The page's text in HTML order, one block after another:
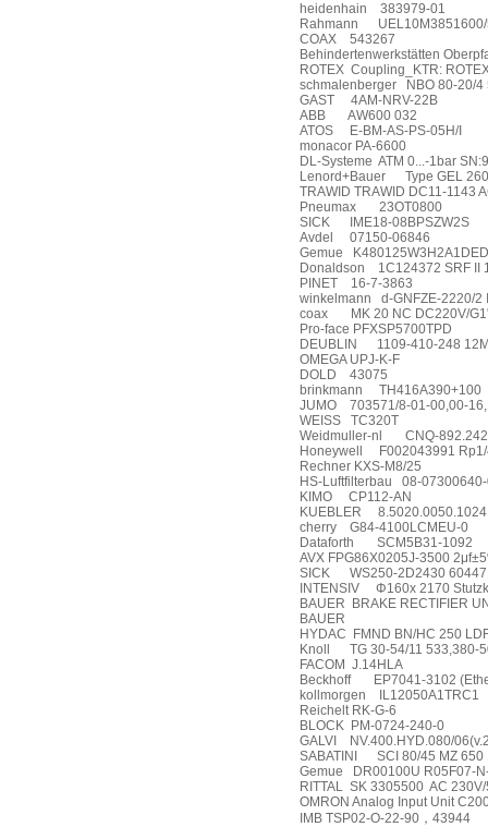
heidenhain
383979-01
Rahmann
COAX
543267
Behindertenwerkstätten
ROTEX Coupling_KTR:
schmalenberger
NBO 80-20/
GAST
4AM-NRV-22B
ABB
AW600 032
ATOS
E-BM-AS-PS-05H/I
monacor PA-6600
DL-Systeme ATM 0...-1bar
Lenord+Bauer
Type GEL
TRAWID TRAWID DC11-1143
Pneumax
23OT0800
SICK
IME18-08BPSZW2S
Avdel
07150-06846
Gemue
Donaldson
1C124372 SRF II
PINET
16-7-3863
winkelmann
d-GNFZE-2220/2
coax
MK 20 NC DC220V/
Pro-face PFXSP5700TPD
DEUBLIN
1109-410-248
OMEGA UPJ-K-F
DOLD
43075
brinkmann
TH416A390+100
JUMO
703571/8-01-00,00-
WEISS
TC320T
Weidmuller-nl
CNQ-
Honeywell
F002043991
Rechner KXS-M8/25
HS-Luftfilterbau
08-
KIMO
CP112-AN
KUEBLER
cherry
G84-4100LCMEU-0
Dataforth
SCM5B31-1092
AVX FPG86X0205J-3500
SICK
WS250-2D2430
INTENSIV
Φ160x 2170
BAUER
BRAKE RECTIFIER
BAUER
HYDAC
FMND BN/HC 250
Knoll
TG 30-54/11 533,380-
FACOM J.14HLA
Beckhoff
EP7041-3102
kollmorgen
IL12050A1TRC1
Reichelt RK-G-6
BLOCK PM-0724-240-0
GALVI
NV.400.HYD.080/
SABATINI
SCI 80/45 MZ
Gemue
DR00100U R05F07-
RITTAL SK 3305500 AC
OMRON Analog Input Unit
IMB TSP02-O-22-90 ， 43944